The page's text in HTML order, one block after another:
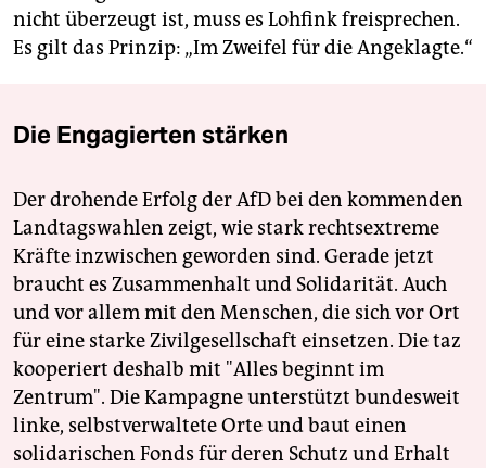
nicht überzeugt ist, muss es Lohfink freisprechen.
Es gilt das Prinzip: „Im Zweifel für die Angeklagte.“
Die Engagierten stärken
Der drohende Erfolg der AfD bei den kommenden
Landtagswahlen zeigt, wie stark rechtsextreme
Kräfte inzwischen geworden sind. Gerade jetzt
braucht es Zusammenhalt und Solidarität. Auch
und vor allem mit den Menschen, die sich vor Ort
für eine starke Zivilgesellschaft einsetzen. Die taz
kooperiert deshalb mit "Alles beginnt im
Zentrum". Die Kampagne unterstützt bundesweit
linke, selbstverwaltete Orte und baut einen
solidarischen Fonds für deren Schutz und Erhalt